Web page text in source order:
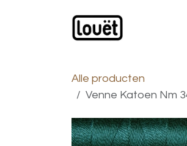
Alle producten
Venne Katoen Nm